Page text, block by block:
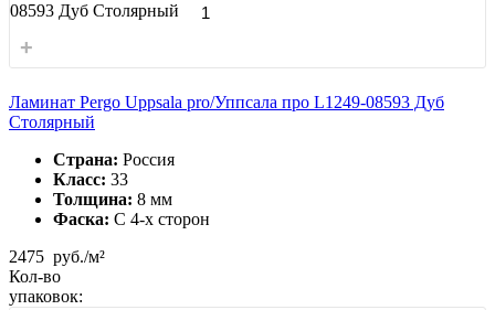
08593 Дуб Столярный
+
Ламинат Pergo Uppsala pro/Уппсала про L1249-08593 Дуб
Столярный
Страна: Россия
Класс: 33
Толщина: 8 мм
Фаска: С 4-x сторон
2475 руб./м²
Кол-во
упаковок: